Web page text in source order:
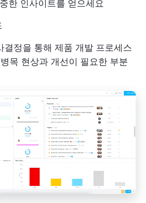
한 인사이트를 얻으세요
결정을 통해 제품 개발 프로세스
목 현상과 개선이 필요한 부분